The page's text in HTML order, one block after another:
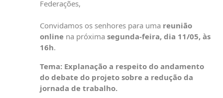
Federações,
Convidamos os senhores para uma reunião
online na próxima segunda-feira, dia 11/05, às
16h.
Tema: Explanação a respeito do andamento
do debate do projeto sobre a redução da
jornada de trabalho.